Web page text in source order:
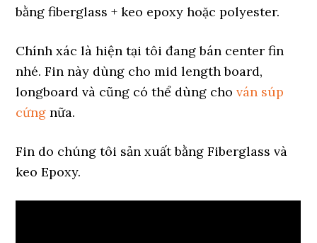
bằng fiberglass + keo epoxy hoặc polyester.
Chính xác là hiện tại tôi đang bán center fin
nhé. Fin này dùng cho mid length board,
longboard và cũng có thể dùng chován súp
cứng nữa.
Fin do chúng tôi sản xuất bằng Fiberglass và
keo Epoxy.